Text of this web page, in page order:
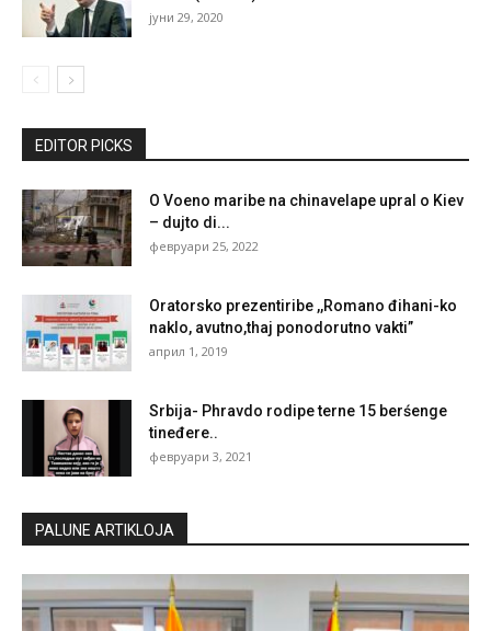
јуни 29, 2020
EDITOR PICKS
O Voeno maribe na chinavelape upral o Kiev
– dujto di...
февруари 25, 2022
Oratorsko prezentiribe ,,Romano đihani-ko
naklo, avutno,thaj ponodorutno vakti”
април 1, 2019
Srbija- Phravdo rodipe terne 15 berśenge
tineđere..
февруари 3, 2021
PALUNE ARTIKLOJA